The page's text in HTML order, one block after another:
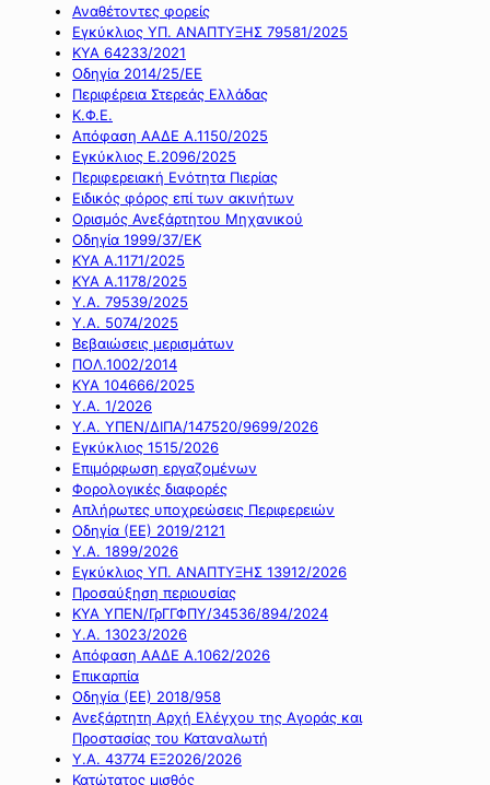
Αναθέτοντες φορείς
Εγκύκλιος ΥΠ. ΑΝΑΠΤΥΞΗΣ 79581/2025
ΚΥΑ 64233/2021
Οδηγία 2014/25/ΕΕ
Περιφέρεια Στερεάς Ελλάδας
Κ.Φ.Ε.
Απόφαση ΑΑΔΕ Α.1150/2025
Εγκύκλιος Ε.2096/2025
Περιφερειακή Ενότητα Πιερίας
Ειδικός φόρος επί των ακινήτων
Ορισμός Ανεξάρτητου Μηχανικού
Οδηγία 1999/37/ΕΚ
ΚΥΑ Α.1171/2025
ΚΥΑ Α.1178/2025
Υ.Α. 79539/2025
Υ.Α. 5074/2025
Βεβαιώσεις μερισμάτων
ΠΟΛ.1002/2014
ΚΥΑ 104666/2025
Υ.Α. 1/2026
Υ.Α. ΥΠΕΝ/ΔΙΠΑ/147520/9699/2026
Εγκύκλιος 1515/2026
Επιμόρφωση εργαζομένων
Φορολογικές διαφορές
Απλήρωτες υποχρεώσεις Περιφερειών
Οδηγία (ΕΕ) 2019/2121
Υ.Α. 1899/2026
Εγκύκλιος ΥΠ. ΑΝΑΠΤΥΞΗΣ 13912/2026
Προσαύξηση περιουσίας
ΚΥΑ ΥΠΕΝ/ΓρΓΓΦΠΥ/34536/894/2024
Υ.Α. 13023/2026
Απόφαση ΑΑΔΕ Α.1062/2026
Επικαρπία
Οδηγία (ΕΕ) 2018/958
Ανεξάρτητη Αρχή Ελέγχου της Αγοράς και
Προστασίας του Καταναλωτή
Υ.Α. 43774 ΕΞ2026/2026
Κατώτατος μισθός